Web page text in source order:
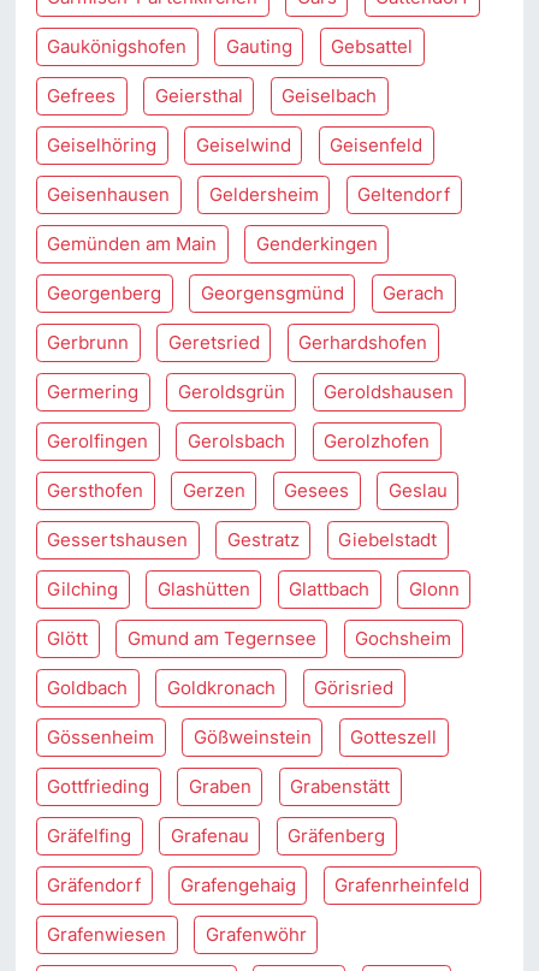
Gaukönigshofen Gauting Gebsattel
Gefrees Geiersthal Geiselbach
Geiselhöring Geiselwind Geisenfeld
Geisenhausen Geldersheim Geltendorf
Gemünden am Main Genderkingen
Georgenberg Georgensgmünd Gerach
Gerbrunn Geretsried Gerhardshofen
Germering Geroldsgrün Geroldshausen
Gerolfingen Gerolsbach Gerolzhofen
Gersthofen Gerzen Gesees Geslau
Gessertshausen Gestratz Giebelstadt
Gilching Glashütten Glattbach Glonn
Glött Gmund am Tegernsee Gochsheim
Goldbach Goldkronach Görisried
Gössenheim Gößweinstein Gotteszell
Gottfrieding Graben Grabenstätt
Gräfelfing Grafenau Gräfenberg
Gräfendorf Grafengehaig Grafenrheinfeld
Grafenwiesen Grafenwöhr